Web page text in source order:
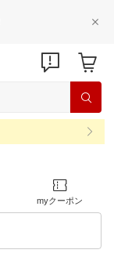
myクーポン